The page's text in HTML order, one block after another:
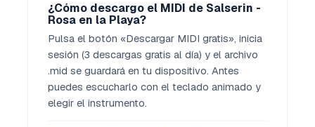
¿Cómo descargo el MIDI de Salserin -
Rosa en la Playa?
Pulsa el botón «Descargar MIDI gratis», inicia
sesión (3 descargas gratis al día) y el archivo
.mid se guardará en tu dispositivo. Antes
puedes escucharlo con el teclado animado y
elegir el instrumento.